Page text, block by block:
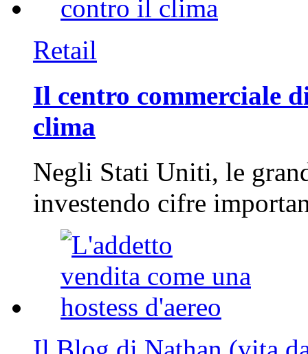
Retail
Il centro commerciale
clima
Negli Stati Uniti, le
investendo cifre